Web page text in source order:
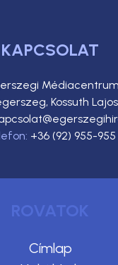
KAPCSOLAT
Kossuth
+36 (92) 955-955
ROVATOK
Címlap